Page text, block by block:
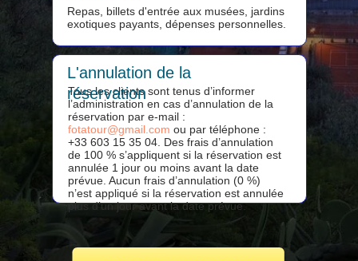
Repas, billets d'entrée aux musées, jardins
exotiques payants, dépenses personnelles.
Tous les clients sont tenus d’informer
l’administration en cas d’annulation de la
réservation par e-mail :
fotatour@gmail.com ou par téléphone :
+33 603 15 35 04. Des frais d’annulation
de 100 % s’appliquent si la réservation est
annulée 1 jour ou moins avant la date
prévue. Aucun frais d’annulation (0 %)
n’est appliqué si la réservation est annulée
plus d’un jour avant la date prévue.
L'annulation de la
réservation